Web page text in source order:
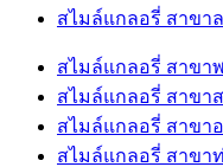
สไมล์แกลอรี่ สาขา
สไมล์แกลอรี่ สาขา
สไมล์แกลอรี่ สาขา
สไมล์แกลอรี่ สาขา
สไมล์แกลอรี่ สาขา